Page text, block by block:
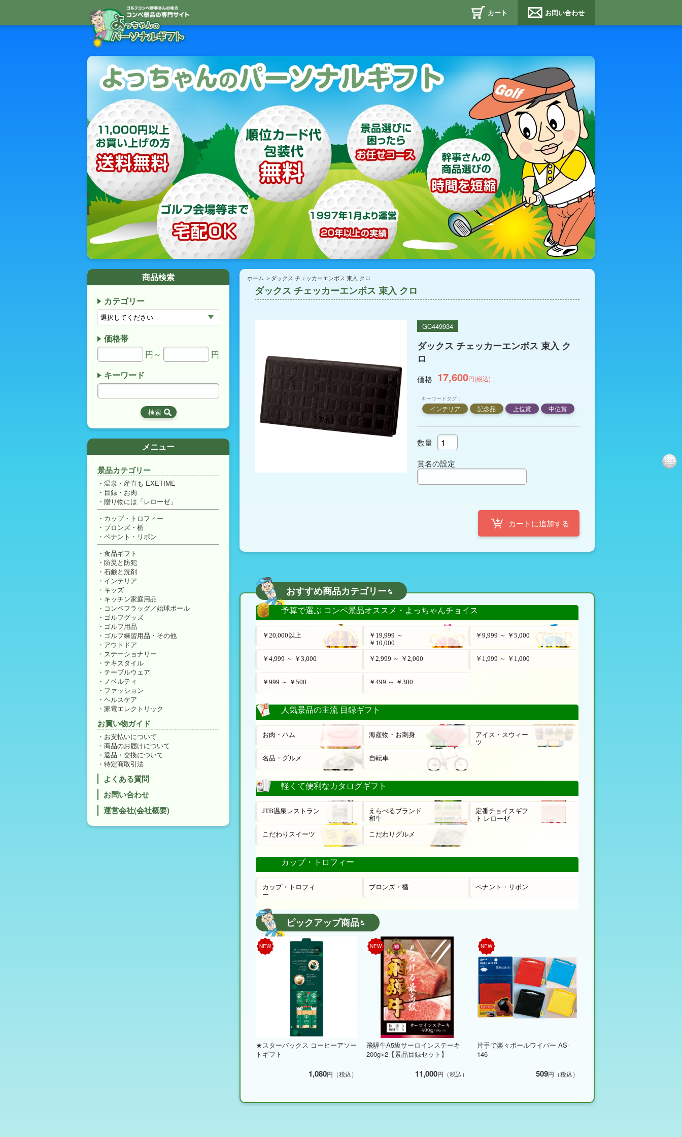
カート お問い合わせ
ダックス チェッカーエンボス 束入 クロ
ホーム ダックス チェッカーエンボス 束入 クロ
GC449934
ダックス チェッカーエンボス 束入 ク
ロ
価格 17,600円(税込)
キーワードタグ：
インテリア 記念品 上位賞 中位賞
数量
賞名の設定
おすすめ商品カテゴリー
予算で選ぶ コンペ景品オススメ・よっちゃんチョイス
￥20,000以上
￥19,999 ～
￥10,000
￥9,999 ～ ￥5,000
￥4,999 ～ ￥3,000 ￥2,999 ～ ￥2,000 ￥1,999 ～ ￥1,000
￥999 ～ ￥500 ￥499 ～ ￥300
人気景品の主流 目録ギフト
お肉・ハム 海産物・お刺身
アイス・スウィー
ツ
名品・グルメ 自転車
軽くて便利なカタログギフト
JTB温泉レストラン
えらべるブランド
和牛
定番チョイスギフ
ト レローゼ
こだわりスイーツ こだわりグルメ
カップ・トロフィー
カップ・トロフィ
ー
ブロンズ・楯 ペナント・リボン
ピックアップ商品
NEW
★スターバックス コーヒーアソー
トギフト
1,080円（税込）
NEW
飛騨牛A5級サーロインステーキ
200g×2【景品目録セット】
11,000円（税込）
NEW
片手で楽々ボールワイパー AS-
146
509円（税込）
商品検索
カテゴリー
価格帯
円～
円
キーワード
メニュー
景品カテゴリー
温泉・産直も EXETIME
目録・お肉
贈り物には「レローゼ」
カップ・トロフィー
ブロンズ・楯
ペナント・リボン
食品ギフト
防災と防犯
石鹸と洗剤
インテリア
キッズ
キッチン家庭用品
コンペフラッグ／始球ボール
ゴルフグッズ
ゴルフ用品
ゴルフ練習用品・その他
アウトドア
ステーショナリー
テキスタイル
テーブルウェア
ノベルティ
ファッション
ヘルスケア
家電エレクトリック
お買い物ガイド
お支払いについて
商品のお届けについて
返品・交換について
特定商取引法
よくある質問
お問い合わせ
運営会社(会社概要)